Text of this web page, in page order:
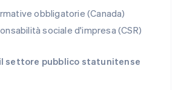
obbligatorie (Canada)
sociale d'impresa (CSR)
settore pubblico statunitense
简体中文